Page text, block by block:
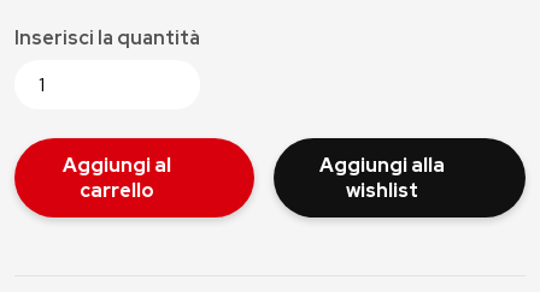
Inserisci la quantità
Aggiungi al
carrello
Aggiungi alla
wishlist